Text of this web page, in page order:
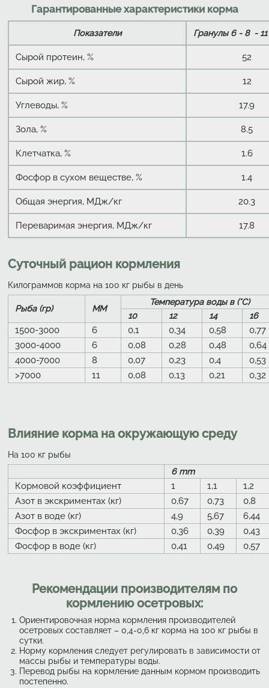
Гарантированные характеристики корма
Показатели Гранулы 6 - 8 -
Сырой протеин, % 52
Сырой жир, % 12
Углеводы, % 17.9
Зола, % 8.5
Клетчатка, % 1.6
Фосфор в сухом веществе, % 1.4
Общая энергия, МДж/кг 20.3
Переваримая энергия, МДж/кг 17.8
Суточный рацион кормления
Килограммов корма на 100 кг рыбы в день
Рыба (гр) MM
Температура воды в (°C)
10
12 14 16
1500-3000 6 0,1 0,34 0,58
0,77
3000-4000
6 0,08 0,28 0,48
0,64
4000-7000
8 0,07 0,23 0,4
0,53
>7000
11 0,08 0,13 0,21 0,32
Влияние корма на окружающую среду
На 100 кг рыбы
6 mm
Кормовой коэффициент 1 1,1
1,2
Азот в экскриментах (кг)
0,67 0,73
0,8
Азот в воде (кг)
4,9 5,67
6,44
Фосфор в экскриментах (кг)
0,36 0,39
0,43
Фосфор в воде (кг)
0,41 0,49 0,57
Рекомендации производителям по
кормлению осетровых:
Ориентировочная норма кормления производителей
осетровых составляет – 0,4-0,6 кг корма на 100 кг рыбы в
сутки.
Норму кормления следует регулировать в зависимости от
массы рыбы и температуры воды.
Перевод рыбы на кормление данным кормом производить
постепенно.